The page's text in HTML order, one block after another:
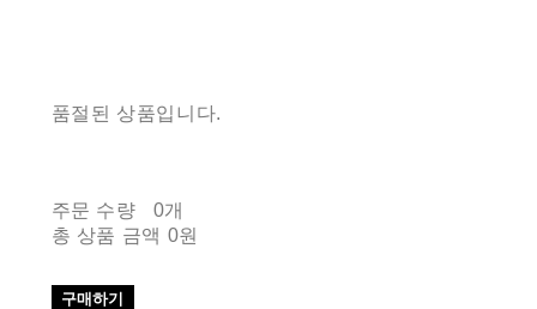
품절된 상품입니다.
주문 수량
0개
총 상품 금액 0원
구매하기